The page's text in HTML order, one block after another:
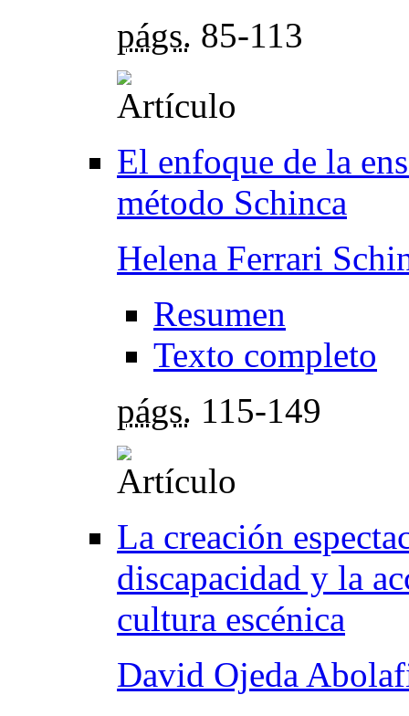
págs. 85-113
El enfoque de la
método Schinca
Helena Ferrari
Resumen
Texto completo
págs. 115-149
La creación
discapacidad y la
cultura escénica
David Ojeda